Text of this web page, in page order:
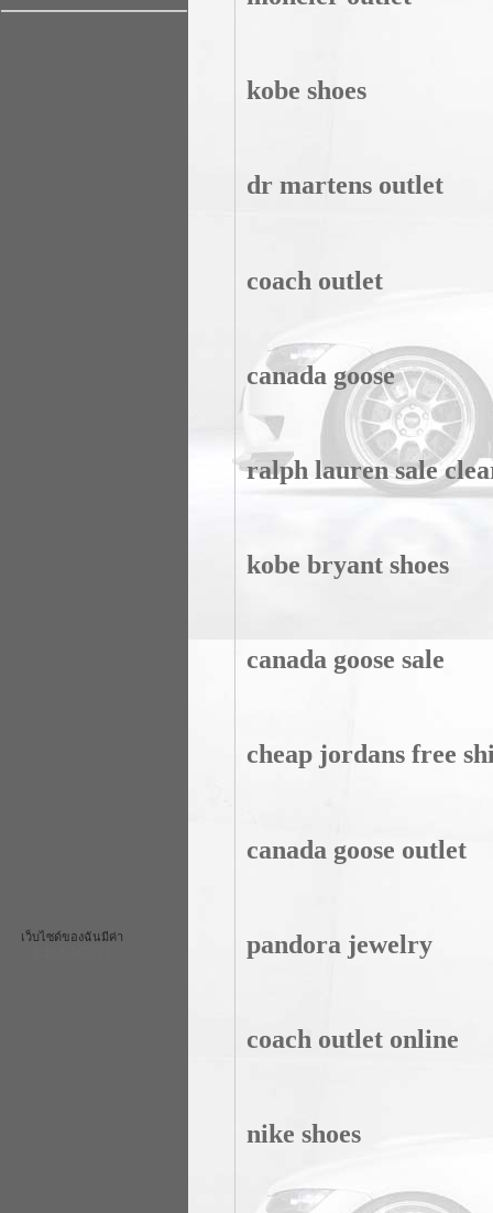
เว็บไซด์ของฉันมีค่า
kobe shoes
dr martens outlet
coach outlet
canada goose
ralph lauren sale
kobe bryant shoes
canada goose sale
cheap jordans free
canada goose outlet
pandora jewelry
coach outlet online
nike shoes